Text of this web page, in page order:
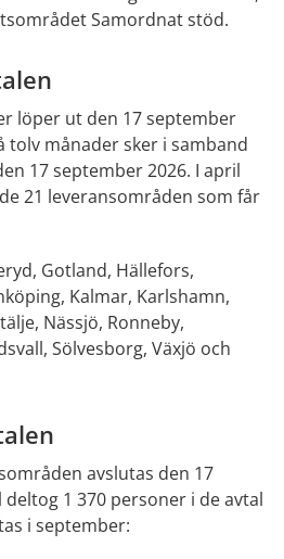
Samordnat stöd.
löper ut den 17 september
tolv månader sker i samband
17 september 2026. I april
21 leveransområden som får
Gotland, Hällefors,
Kalmar, Karlshamn,
Nässjö, Ronneby,
Sölvesborg, Växjö och
avslutas den 17
1 370 personer i de avtal
i september: